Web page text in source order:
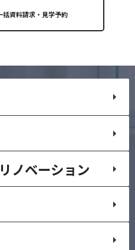
リノベーション